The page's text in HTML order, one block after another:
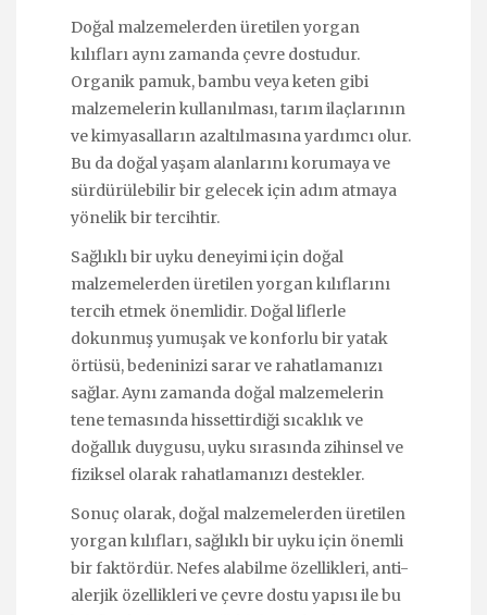
Doğal malzemelerden üretilen yorgan
kılıfları aynı zamanda çevre dostudur.
Organik pamuk, bambu veya keten gibi
malzemelerin kullanılması, tarım ilaçlarının
ve kimyasalların azaltılmasına yardımcı olur.
Bu da doğal yaşam alanlarını korumaya ve
sürdürülebilir bir gelecek için adım atmaya
yönelik bir tercihtir.
Sağlıklı bir uyku deneyimi için doğal
malzemelerden üretilen yorgan kılıflarını
tercih etmek önemlidir. Doğal liflerle
dokunmuş yumuşak ve konforlu bir yatak
örtüsü, bedeninizi sarar ve rahatlamanızı
sağlar. Aynı zamanda doğal malzemelerin
tene temasında hissettirdiği sıcaklık ve
doğallık duygusu, uyku sırasında zihinsel ve
fiziksel olarak rahatlamanızı destekler.
Sonuç olarak, doğal malzemelerden üretilen
yorgan kılıfları, sağlıklı bir uyku için önemli
bir faktördür. Nefes alabilme özellikleri, anti-
alerjik özellikleri ve çevre dostu yapısı ile bu